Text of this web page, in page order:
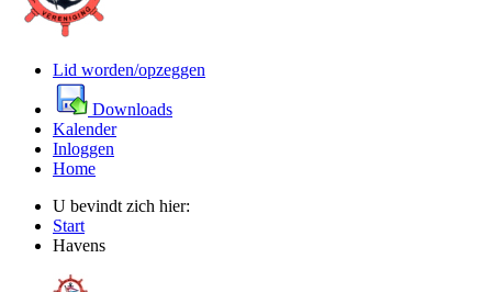
Lid worden/opzeggen
Downloads
Kalender
Inloggen
Home
U bevindt zich hier:
Start
Havens